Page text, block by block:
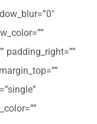
padding_right=””